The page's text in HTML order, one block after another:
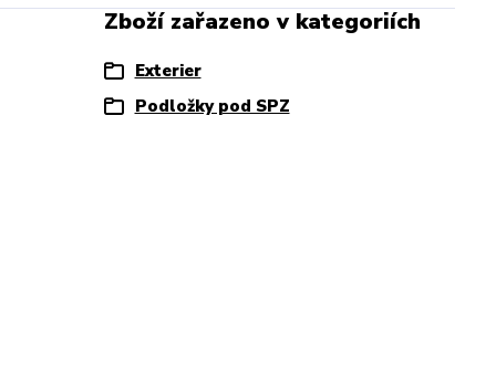
Zboží zařazeno v kategoriích
Exterier
Podložky pod SPZ